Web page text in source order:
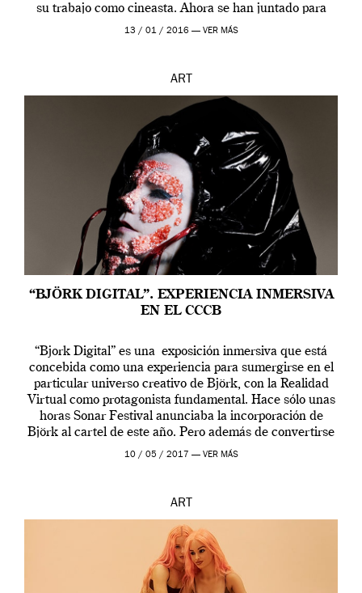
su trabajo como cineasta. Ahora se han juntado para
contarnos una […]
13 / 01 / 2016 — VER MÁS
ART
“BJÖRK DIGITAL”. EXPERIENCIA INMERSIVA
EN EL CCCB
“Bjork Digital” es una exposición inmersiva que está
concebida como una experiencia para sumergirse en el
particular universo creativo de Björk, con la Realidad
Virtual como protagonista fundamental. Hace sólo unas
horas Sonar Festival anunciaba la incorporación de
Björk al cartel de este año. Pero además de convertirse
en una de las actuaciones más relevantes […]
10 / 05 / 2017 — VER MÁS
ART